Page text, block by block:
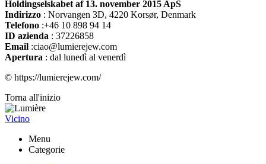
Holdingselskabet af 13. november 2015 ApS
Indirizzo : Norvangen 3D, 4220 Korsør, Denmark
Telefono :+46 10 898 94 14
ID azienda : 37226858
Email :ciao@lumierejew.com
Apertura : dal lunedì al venerdì
© https://lumierejew.com/
Torna all'inizio
Vicino
Menu
Categorie